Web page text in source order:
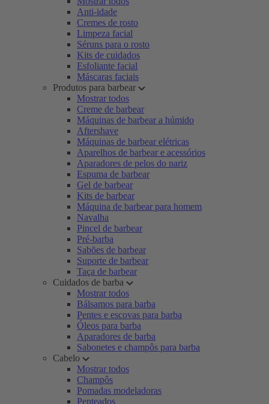
Anti-idade
Cremes de rosto
Limpeza facial
Séruns para o rosto
Kits de cuidados
Esfoliante facial
Máscaras faciais
Produtos para barbear
Mostrar todos
Creme de barbear
Máquinas de barbear a húmido
Aftershave
Máquinas de barbear elétricas
Aparelhos de barbear e acessórios
Aparadores de pelos do nariz
Espuma de barbear
Gel de barbear
Kits de barbear
Máquina de barbear para homem
Navalha
Pincel de barbear
Pré-barba
Sabões de barbear
Suporte de barbear
Taça de barbear
Cuidados de barba
Mostrar todos
Bálsamos para barba
Pentes e escovas para barba
Óleos para barba
Aparadores de barba
Sabonetes e champôs para barba
Cabelo
Mostrar todos
Champôs
Pomadas modeladoras
Penteados